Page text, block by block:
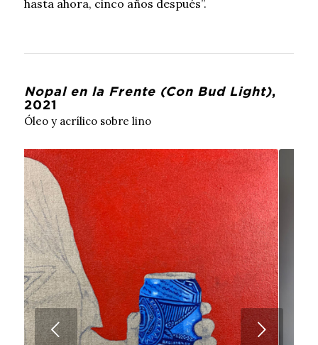
2021
Óleo y acrílico sobre lino
Próximo